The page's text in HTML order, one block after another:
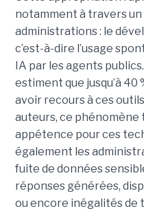
notamment à travers
administrations : le
c’est-à-dire l’usage
IA par les agents
estiment que jusqu’à
avoir recours à ces
auteurs, ce
appétence pour ces
également les
fuite de données
réponses générées,
ou encore inégalités